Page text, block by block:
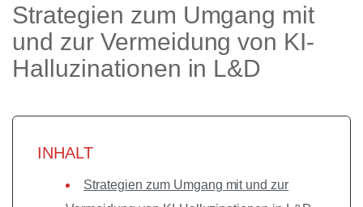
Strategien zum Umgang mit
und zur Vermeidung von KI-
Halluzinationen in L&D
INHALT
Strategien zum Umgang mit und zur